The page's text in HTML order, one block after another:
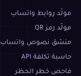
مولّد روابط واتساب
مولّد رمز QR
منسّق نصوص واتساب
حاسبة تكلفة API
فاحص خطر الحظر